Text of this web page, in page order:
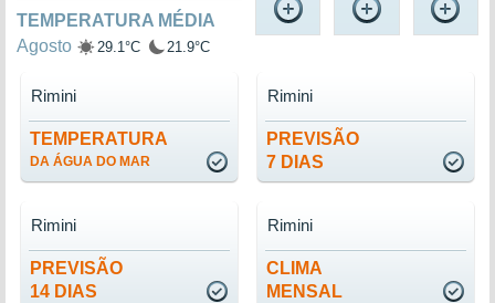
TEMPERATURA MÉDIA
Agosto
29.1°C 21.9°C
TEMPERATURA
DA ÁGUA DO MAR
Rimini
PREVISÃO
7 DIAS
Rimini
PREVISÃO
14 DIAS
Rimini
CLIMA
MENSAL
Rimini